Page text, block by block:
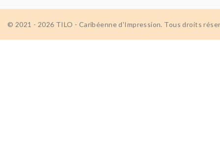
© 2021 - 2026 TILO - Caribéenne d'Impression. Tous droits